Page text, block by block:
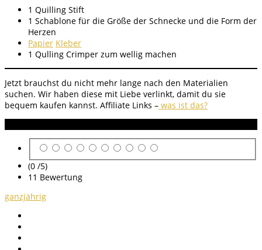
1 Quilling Stift
1 Schablone für die Größe der Schnecke und die Form der
Herzen
Papier Kleber
1 Qulling Crimper zum wellig machen
Jetzt brauchst du nicht mehr lange nach den Materialien
suchen. Wir haben diese mit Liebe verlinkt, damit du sie
bequem kaufen kannst. Affiliate Links – was ist das?
(0 /5)
11 Bewertung
ganzjährig